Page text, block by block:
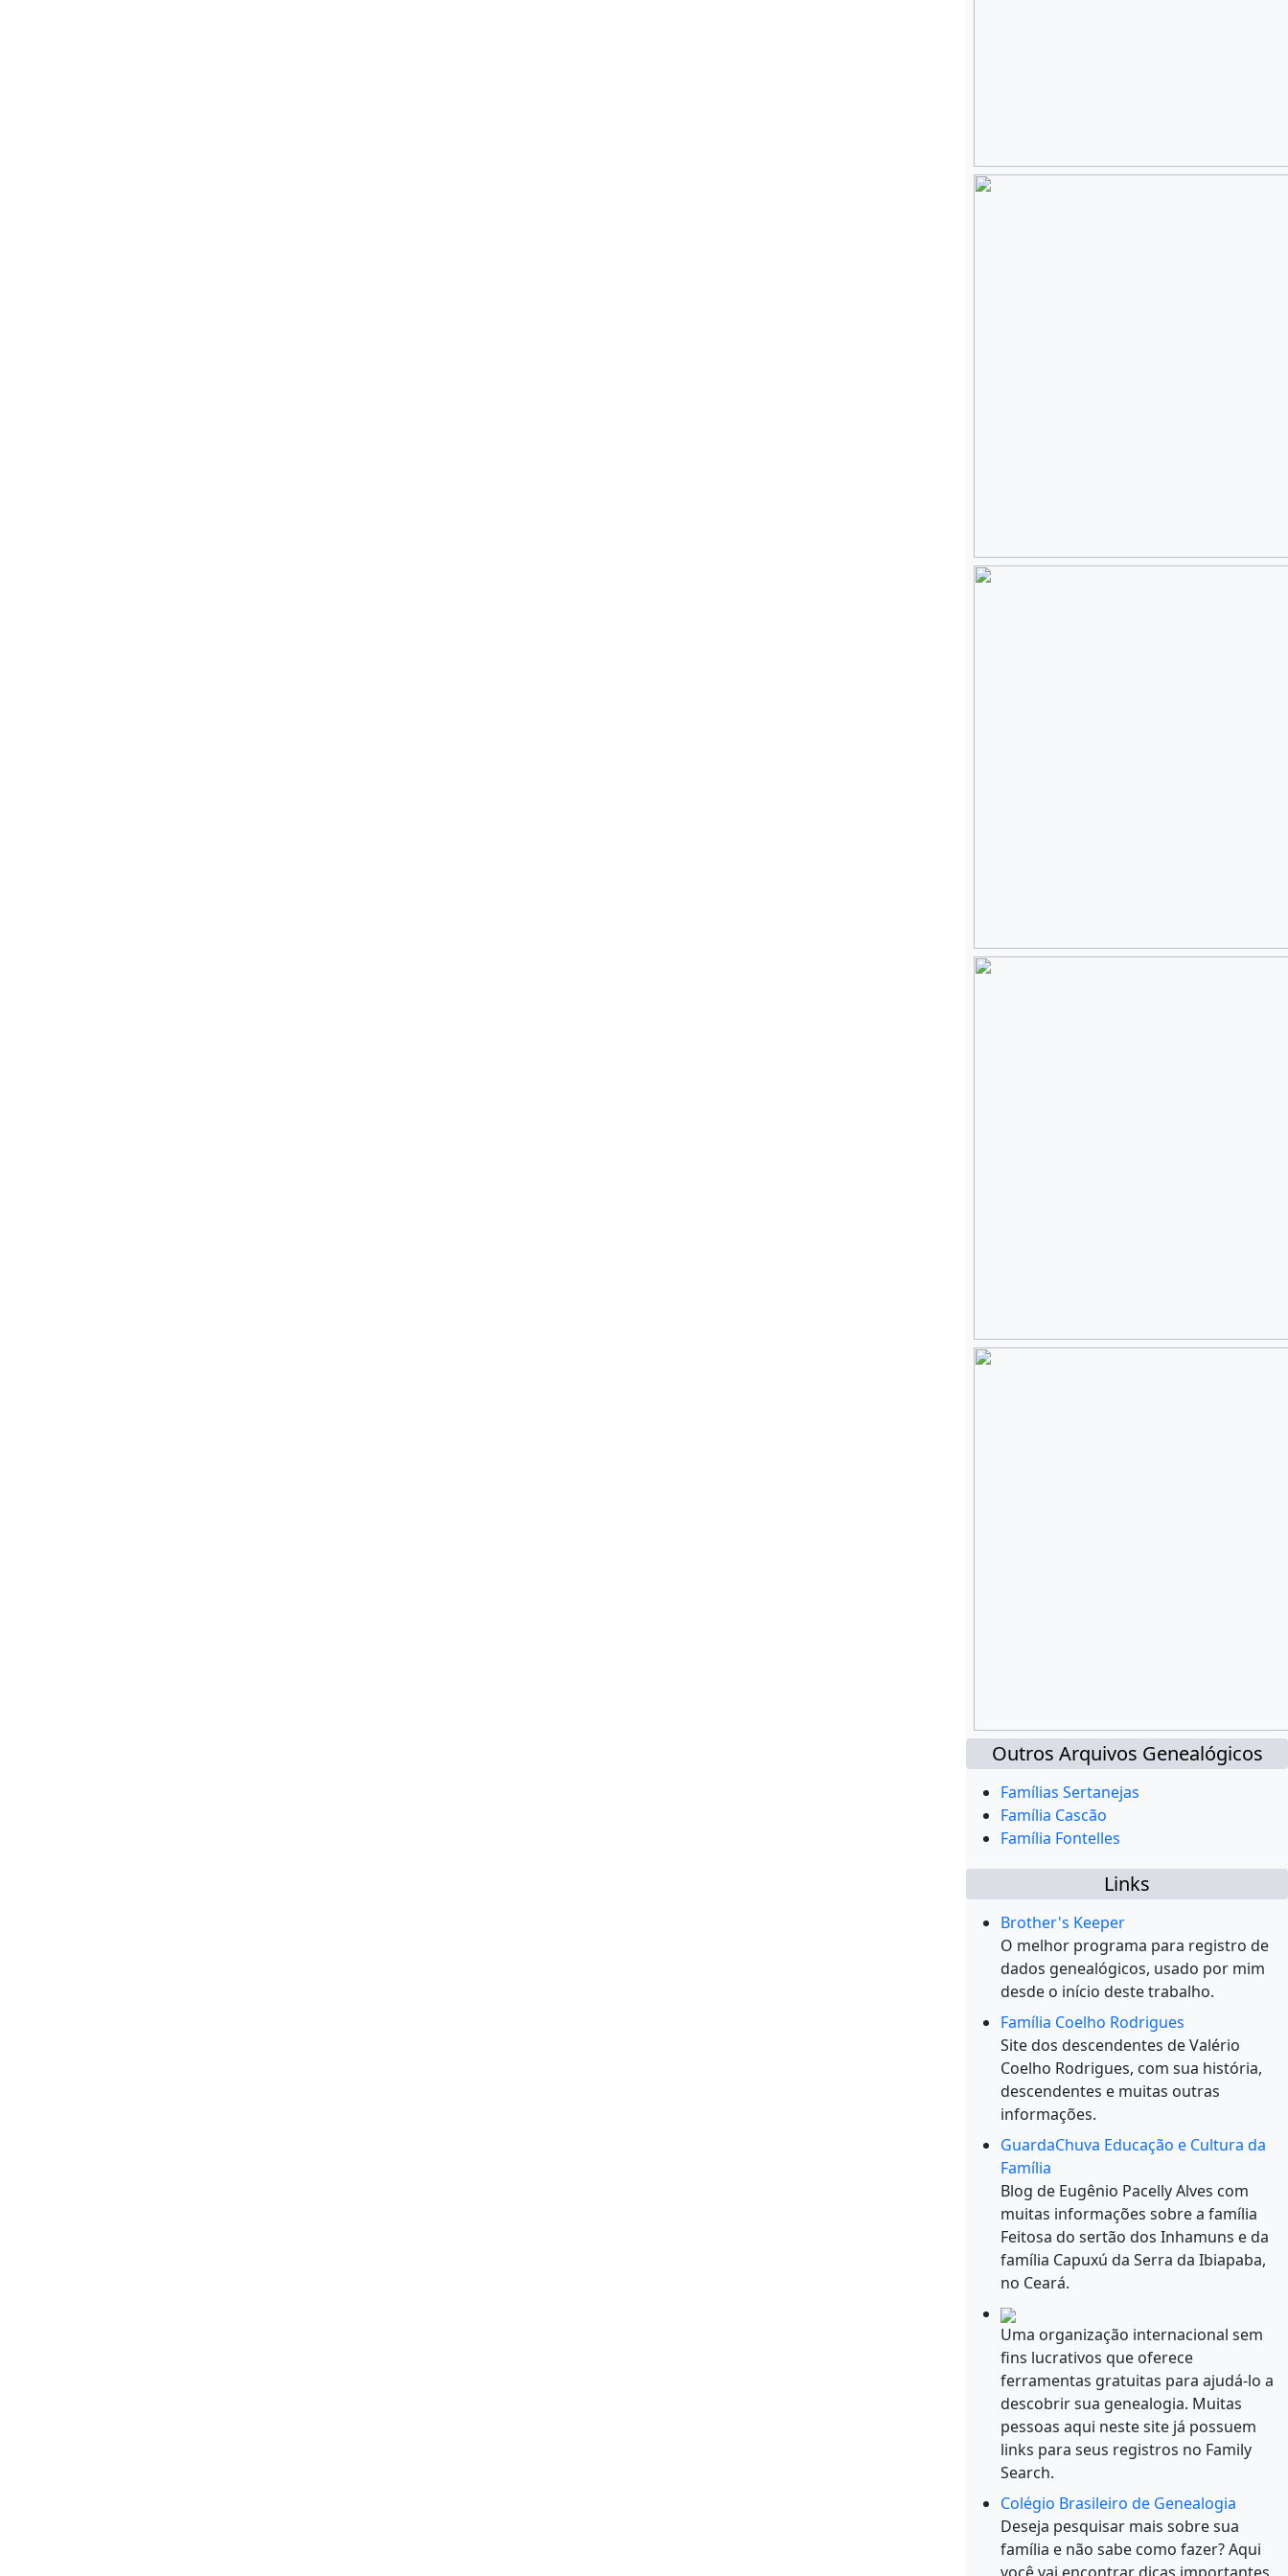
Outros Arquivos Genealógicos
Famílias Sertanejas
Família Cascão
Família Fontelles
Links
Brother's Keeper
O melhor programa para registro de
dados genealógicos, usado por mim
desde o início deste trabalho.
Família Coelho Rodrigues
Site dos descendentes de Valério
Coelho Rodrigues, com sua história,
descendentes e muitas outras
informações.
GuardaChuva Educação e Cultura da
Família
Blog de Eugênio Pacelly Alves com
muitas informações sobre a família
Feitosa do sertão dos Inhamuns e da
família Capuxú da Serra da Ibiapaba,
no Ceará.
Uma organização internacional sem
fins lucrativos que oferece
ferramentas gratuitas para ajudá-lo a
descobrir sua genealogia. Muitas
pessoas aqui neste site já possuem
links para seus registros no Family
Search.
Colégio Brasileiro de Genealogia
Deseja pesquisar mais sobre sua
família e não sabe como fazer? Aqui